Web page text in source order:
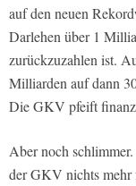
auf den neuen
Darlehen über 1
zurückzuzahlen ist.
Milliarden auf dann
Die GKV pfeift
Aber noch
der GKV nichts mehr